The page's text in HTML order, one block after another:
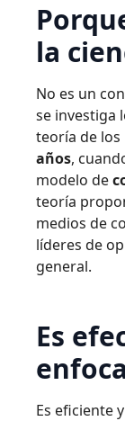
la
No es un
se investiga
teoría de los
años,
modelo de
teoría
medios de
líderes de
general.
Es
Es eficiente